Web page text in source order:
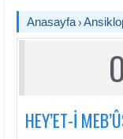
Anasayfa
HEY’ET-İ